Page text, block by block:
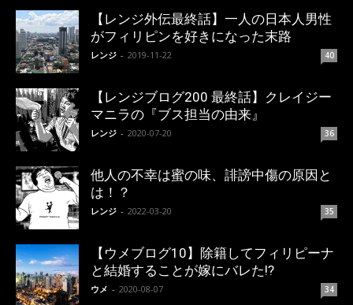
【レンジ外伝最終話】一人の日本人男性
がフィリピンを好きになった末路
レンジ - 2019-11-22 40
【レンジブログ200 最終話】クレイジー
マニラの『ブス担当の由来』
レンジ - 2020-07-20 36
他人の不幸は蜜の味、誹謗中傷の原因と
は！？
レンジ - 2022-03-20 35
【ウメブログ10】除籍してフィリピーナ
と結婚することが嫁にバレた!?
ウメ - 2020-08-07 34